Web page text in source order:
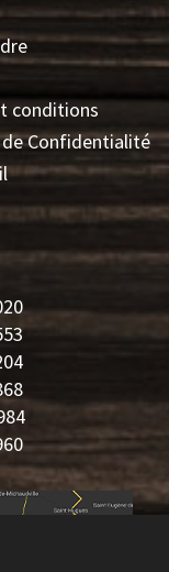
conditions
Confidentialité